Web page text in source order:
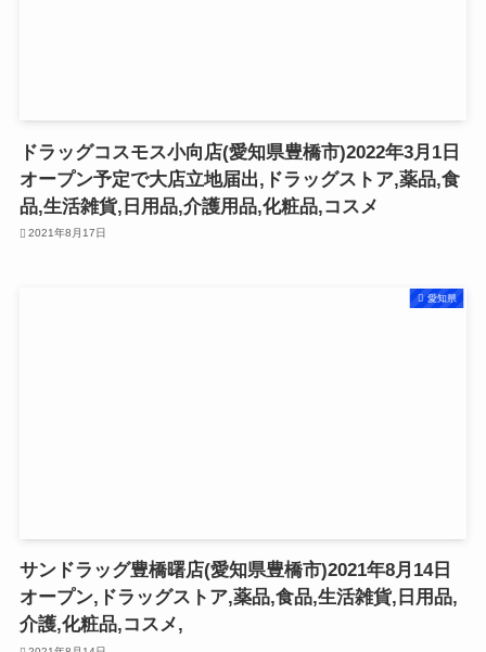
ドラッグコスモス小向店(愛知県豊橋市)2022年3月1日
オープン予定で大店立地届出,ドラッグストア,薬品,食
品,生活雑貨,日用品,介護用品,化粧品,コスメ
2021年8月17日
愛知県
サンドラッグ豊橋曙店(愛知県豊橋市)2021年8月14日
オープン,ドラッグストア,薬品,食品,生活雑貨,日用品,
介護,化粧品,コスメ,